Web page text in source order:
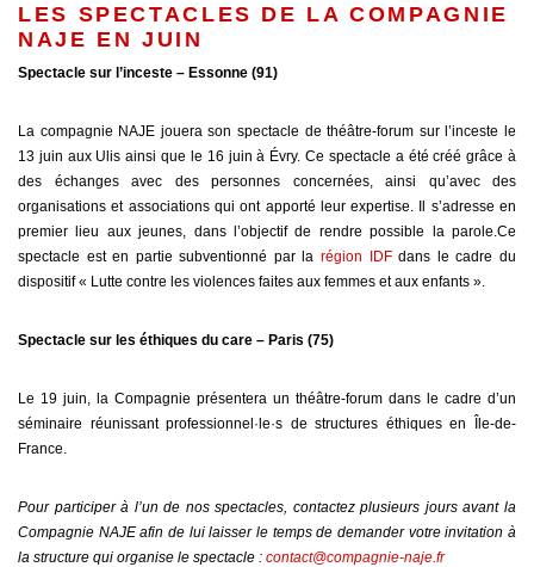
LES SPECTACLES DE LA COMPAGNIE
NAJE EN JUIN
Spectacle sur l’inceste – Essonne (91)
La compagnie NAJE jouera son spectacle de théâtre-forum sur l’inceste le
13 juin aux Ulis ainsi que le 16 juin à Évry. Ce spectacle a été créé grâce à
des échanges avec des personnes concernées, ainsi qu’avec des
organisations et associations qui ont apporté leur expertise. Il s’adresse en
premier lieu aux jeunes, dans l’objectif de rendre possible la parole.Ce
spectacle est en partie subventionné par larégion IDFdans le cadre du
dispositif « Lutte contre les violences faites aux femmes et aux enfants ».
Spectacle sur les éthiques du care – Paris (75)
Le 19 juin, la Compagnie présentera un théâtre-forum dans le cadre d’un
séminaire réunissant professionnel·le·s de structures éthiques en Île-de-
France.
Pour participer à l’un de nos spectacles, contactez plusieurs jours avant la
Compagnie NAJE afin de lui laisser le temps de demander votre invitation à
la structure qui organise le spectacle : contact@compagnie-naje.fr